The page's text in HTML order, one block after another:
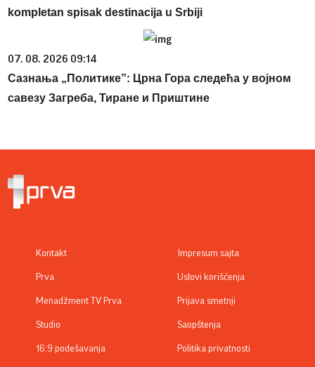
kompletan spisak destinacija u Srbiji
07. 08. 2026 09:14
Сазнања „Политике”: Црна Гора следећа у војном
савезу Загреба, Тиране и Приштине
Kontakt
Prva
Menadžment TV Prva
Studio
16:9 podešavanja
Impresum sajta
Uslovi korišćenja
Prijava smetnji
Saopštenja
Politika privatnosti